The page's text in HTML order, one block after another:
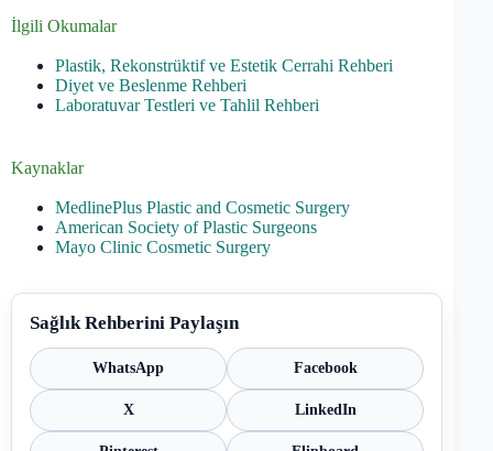
İlgili Okumalar
Plastik, Rekonstrüktif ve Estetik Cerrahi Rehberi
Diyet ve Beslenme Rehberi
Laboratuvar Testleri ve Tahlil Rehberi
Kaynaklar
MedlinePlus Plastic and Cosmetic Surgery
American Society of Plastic Surgeons
Mayo Clinic Cosmetic Surgery
Sağlık Rehberini Paylaşın
WhatsApp Facebook
X LinkedIn